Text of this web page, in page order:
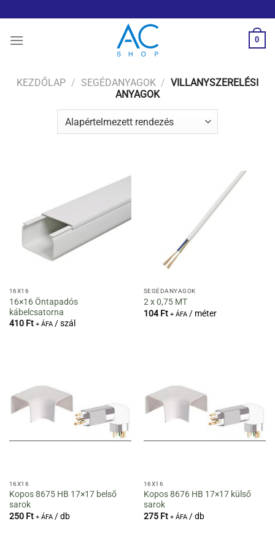
to
content
0
KEZDŐLAP / SEGÉDANYAGOK / VILLANYSZERELÉSI
ANYAGOK
16X16
16×16 Öntapadós
kábelcsatorna
410 Ft + ÁFA/ szál
SEGÉDANYAGOK
2 x 0,75 MT
104Ft + ÁFA/ méter
16X16
Kopos 8675 HB 17×17 belső
sarok
250 Ft + ÁFA/ db
16X16
Kopos 8676 HB 17×17 külső
sarok
275 Ft + ÁFA/ db